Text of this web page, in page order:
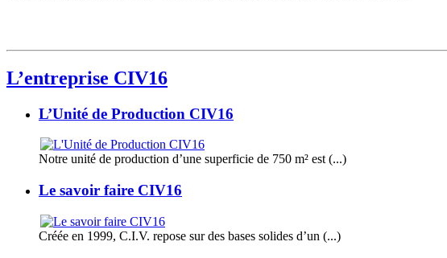
L’entreprise CIV16
L’Unité de Production CIV16
Notre unité de production d’une superficie de 750 m² est (...)
Le savoir faire CIV16
Créée en 1999, C.I.V. repose sur des bases solides d’un (...)